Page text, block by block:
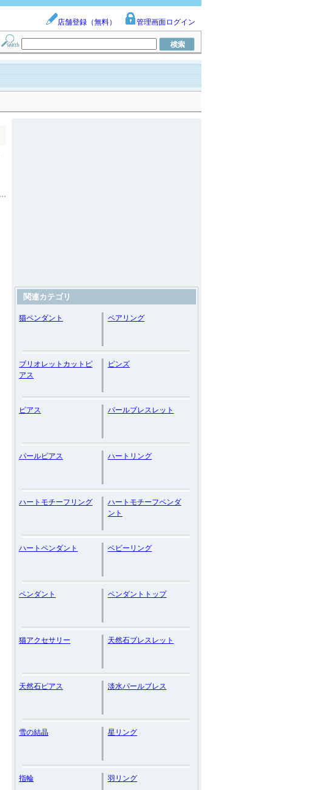
店舗登録（無料） 管理画面ログイン
関連カテゴリ
猫ペンダント ペアリング
ブリオレットカットピ
アス
ピンズ
ピアス パールブレスレット
パールピアス ハートリング
ハートモチーフリング
ハートモチーフペンダ
ント
ハートペンダント ベビーリング
ペンダント ペンダントトップ
猫アクセサリー 天然石ブレスレット
天然石ピアス 淡水パールブレス
雪の結晶 星リング
指輪 羽リング